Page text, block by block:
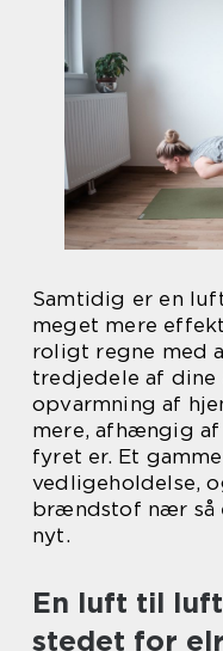
Samtidig er en
meget mere
roligt regne med
tredjedele af
opvarmning af
mere, afhængig
fyret er. Et
vedligeholdelse,
brændstof nær så
nyt.
En luft til
stedet for